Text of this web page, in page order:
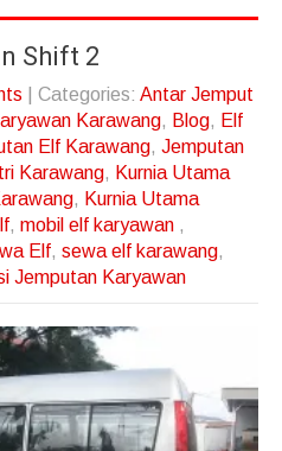
Shift 2
| Categories: Antar Jemput
Karawang, Blog, Elf
Elf Karawang, Jemputan
Karawang, Kurnia Utama
, Kurnia Utama
, mobil elf karyawan ,
Elf, sewa elf karawang,
Jemputan Karyawan